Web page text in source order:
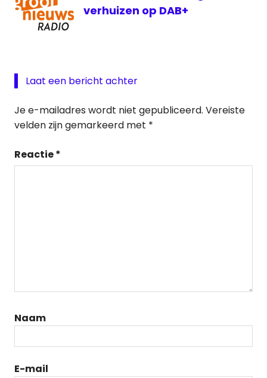
verhuizen op DAB+
Laat een bericht achter
Je e-mailadres wordt niet gepubliceerd. Vereiste
velden zijn gemarkeerd met *
Reactie*
Naam
E-mail